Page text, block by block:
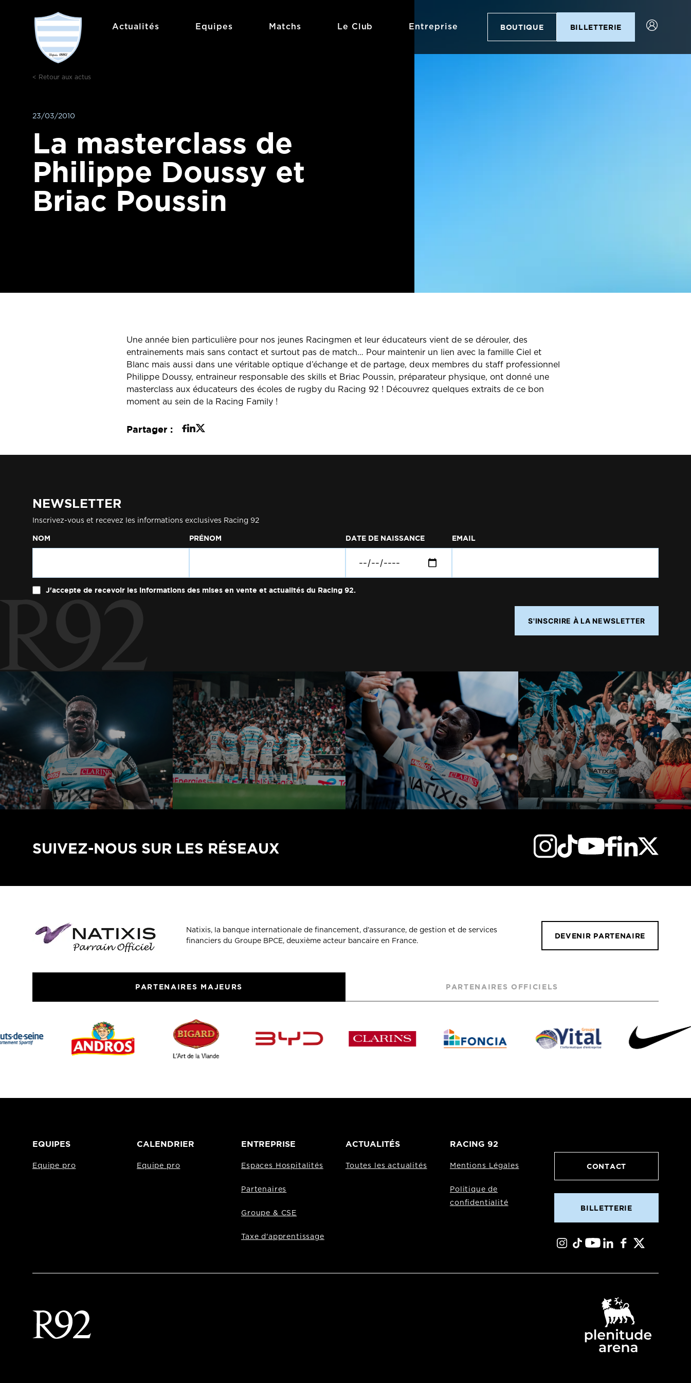
Actualités Equipes Matchs Le Club Entreprise BOUTIQUE BILLETTERIE
< Retour aux actus
23/03/2010
La masterclass de
Philippe Doussy et
Briac Poussin
Une année bien particulière pour nos jeunes Racingmen et leur éducateurs vient de se dérouler, des
entrainements mais sans contact et surtout pas de match… Pour maintenir un lien avec la famille Ciel et
Blanc mais aussi dans une véritable optique d’échange et de partage, deux membres du staff professionnel
Philippe Doussy, entraineur responsable des skills et Briac Poussin, préparateur physique, ont donné une
masterclass aux éducateurs des écoles de rugby du Racing 92 ! Découvrez quelques extraits de ce bon
moment au sein de la Racing Family !
Partager :
NEWSLETTER
Inscrivez-vous et recevez les informations exclusives Racing 92
NOM PRÉNOM DATE DE NAISSANCE EMAIL
J'accepte de recevoir les informations des mises en vente et actualités du Racing 92.
S'INSCRIRE À LA NEWSLETTER
SUIVEZ-NOUS SUR LES RÉSEAUX
Natixis, la banque internationale de financement, d’assurance, de gestion et de services
financiers du Groupe BPCE, deuxième acteur bancaire en France.
DEVENIR PARTENAIRE
PARTENAIRES MAJEURS PARTENAIRES OFFICIELS
EQUIPES
Equipe pro
CALENDRIER
Equipe pro
ENTREPRISE
Espaces Hospitalités
Partenaires
Groupe & CSE
Taxe d'apprentissage
ACTUALITÉS
Toutes les actualités
RACING 92
Mentions Légales
Politique de
confidentialité
CONTACT
BILLETTERIE